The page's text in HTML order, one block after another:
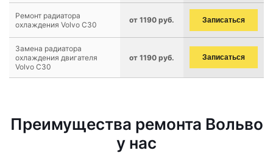
Ремонт радиатора
охлаждения Volvo C30
от 1190 руб. Записаться
Замена радиатора
охлаждения двигателя
Volvo C30
от 1190 руб. Записаться
Преимущества ремонта Вольво
у нас